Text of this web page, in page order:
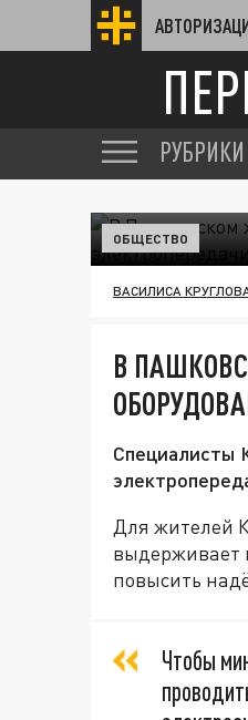
РУБРИКИ
ОБЩЕСТВО
ВАСИЛИСА
В
Специалисты
Для жителей
выдерживает
повысить
Чтобы